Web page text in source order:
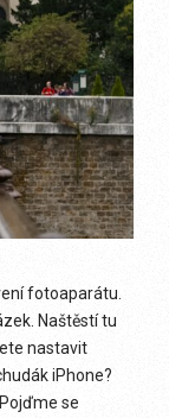
fotoaparátu.
Naštěstí tu
nastavit
iPhone?
se